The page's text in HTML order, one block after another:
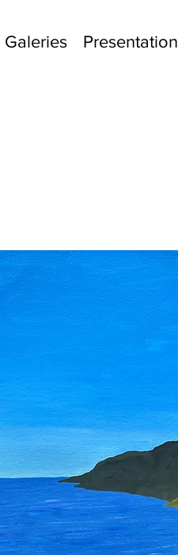
Galeries Presentation